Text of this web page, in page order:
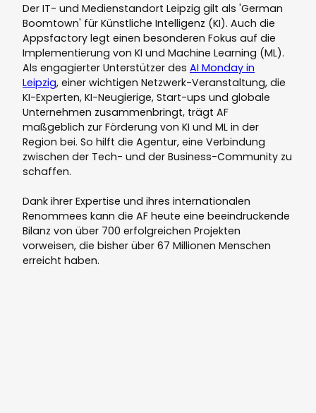
Der IT- und Medienstandort Leipzig gilt als 'German
Boomtown' für Künstliche Intelligenz (KI). Auch die
Appsfactory legt einen besonderen Fokus auf die
Implementierung von KI und Machine Learning (ML).
Als engagierter Unterstützer des AI Monday in
Leipzig, einer wichtigen Netzwerk-Veranstaltung, die
KI-Experten, KI-Neugierige, Start-ups und globale
Unternehmen zusammenbringt, trägt AF
maßgeblich zur Förderung von KI und ML in der
Region bei. So hilft die Agentur, eine Verbindung
zwischen der Tech- und der Business-Community zu
schaffen.
Dank ihrer Expertise und ihres internationalen
Renommees kann die AF heute eine beeindruckende
Bilanz von über 700 erfolgreichen Projekten
vorweisen, die bisher über 67 Millionen Menschen
erreicht haben.